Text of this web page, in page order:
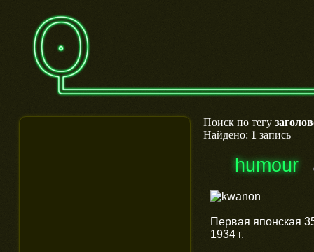
Поиск по тегу
Найдено: 1 запись
humour
Первая японская
1934 г.